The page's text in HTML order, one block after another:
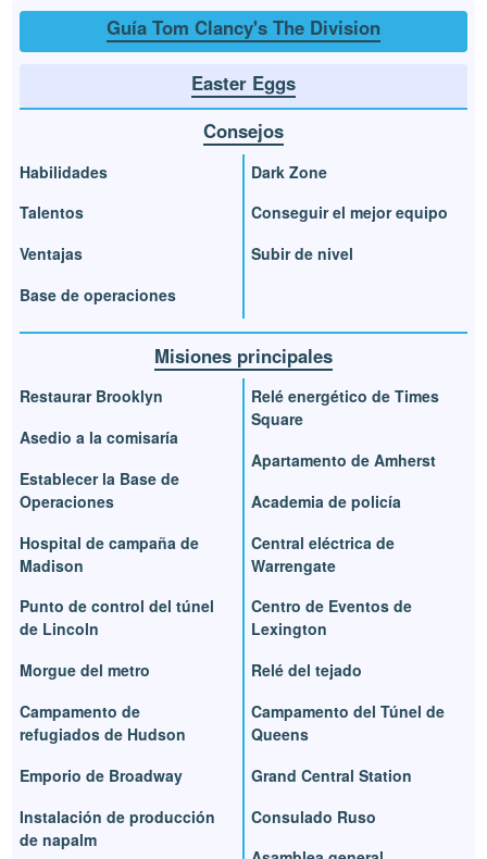
Guía Tom Clancy's The Division
Easter Eggs
Consejos
Habilidades
Talentos
Ventajas
Base de operaciones
Dark Zone
Conseguir el mejor equipo
Subir de nivel
Misiones principales
Restaurar Brooklyn
Asedio a la comisaría
Establecer la Base de
Operaciones
Hospital de campaña de
Madison
Punto de control del túnel
de Lincoln
Morgue del metro
Campamento de
refugiados de Hudson
Emporio de Broadway
Instalación de producción
de napalm
Relé energético de Times
Square
Apartamento de Amherst
Academia de policía
Central eléctrica de
Warrengate
Centro de Eventos de
Lexington
Relé del tejado
Campamento del Túnel de
Queens
Grand Central Station
Consulado Ruso